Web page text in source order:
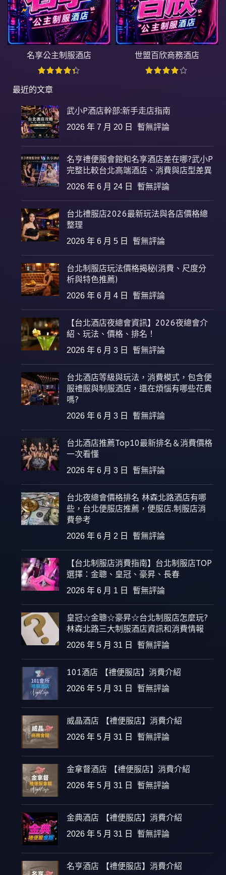
名享公主制服酒店 世盟百欣商務酒店
最近的文章
武小P酒店幹部:新手走店指南
2026 年 7 月 20 日 暫無評論
名亨禮便服會館和名享酒店差在哪?武小P
完整比較台北高端酒店、消費與店型差異
2026 年 6 月 24 日 暫無評論
台北禮服店2026最新玩法與各店價格總
整理
2026 年 6 月 5 日 暫無評論
台北制服店玩法價格揭秘(消費、尺度分
析與特色推薦)
2026 年 6 月 4 日 暫無評論
【台北酒店夜總會資訊】2026夜總會介
紹、玩法、價格、排名！
2026 年 6 月 3 日 暫無評論
台北酒店等級與玩法，消費模式，包含便
服禮服與制服酒店，還在煩惱有哪些花費
嗎?
2026 年 6 月 3 日 暫無評論
台北酒店推薦Top10最新排名＆消費價格
一次看懂
2026 年 6 月 3 日 暫無評論
台北夜總會價格排名 林森北路酒店有哪
些，台北便服店推薦，便服店.制服店消
費參考
2026 年 6 月 2 日 暫無評論
【台北制服店消費指南】台北制服店TOP
選擇：金聰、皇冠、豪昇、長春
2026 年 6 月 1 日 暫無評論
皇冠☆金聰☆豪昇☆台北制服店怎麼玩?
林森北路三大制服酒店資訊和消費情報
2026 年 5 月 31 日 暫無評論
101酒店 【禮便服店】消費介紹
2026 年 5 月 31 日 暫無評論
威晶酒店 【禮便服店】消費介紹
2026 年 5 月 31 日 暫無評論
金拿督酒店 【禮便服店】消費介紹
2026 年 5 月 31 日 暫無評論
金典酒店 【禮便服店】消費介紹
2026 年 5 月 31 日 暫無評論
名亨酒店 【禮便服店】消費介紹